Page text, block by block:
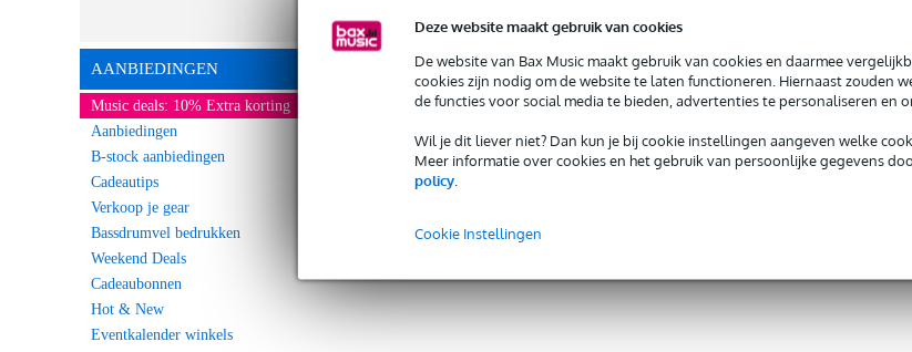
Deze website maakt gebruik van cookies
De website van Bax Music maakt gebruik van cookies en daarmee
cookies zijn nodig om de website te laten functioneren. Hiernaast zouden
de functies voor social media te bieden, advertenties te personaliseren en
Wil je dit liever niet? Dan kun je bij cookie instellingen aangeven welke
Meer informatie over cookies en het gebruik van persoonlijke gegevens
policy.
Cookie Instellingen
AANBIEDINGEN
Music deals: 10% Extra korting
Aanbiedingen
B-stock aanbiedingen
Cadeautips
Verkoop je gear
Bassdrumvel bedrukken
Weekend Deals
Cadeaubonnen
Hot & New
Eventkalender winkels